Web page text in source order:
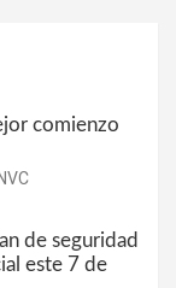
comienzo
de seguridad
este 7 de